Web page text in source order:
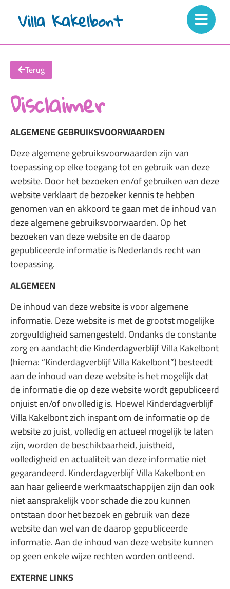
Villa Kakelbont
Terug
Disclaimer
ALGEMENE GEBRUIKSVOORWAARDEN
Deze algemene gebruiksvoorwaarden zijn van
toepassing op elke toegang tot en gebruik van deze
website. Door het bezoeken en/of gebruiken van deze
website verklaart de bezoeker kennis te hebben
genomen van en akkoord te gaan met de inhoud van
deze algemene gebruiksvoorwaarden. Op het
bezoeken van deze website en de daarop
gepubliceerde informatie is Nederlands recht van
toepassing.
ALGEMEEN
De inhoud van deze website is voor algemene
informatie. Deze website is met de grootst mogelijke
zorgvuldigheid samengesteld. Ondanks de constante
zorg en aandacht die Kinderdagverblijf Villa Kakelbont
(hierna: “Kinderdagverblijf Villa Kakelbont”) besteedt
aan de inhoud van deze website is het mogelijk dat
de informatie die op deze website wordt gepubliceerd
onjuist en/of onvolledig is. Hoewel Kinderdagverblijf
Villa Kakelbont zich inspant om de informatie op de
website zo juist, volledig en actueel mogelijk te laten
zijn, worden de beschikbaarheid, juistheid,
volledigheid en actualiteit van deze informatie niet
gegarandeerd. Kinderdagverblijf Villa Kakelbont en
aan haar gelieerde werkmaatschappijen zijn dan ook
niet aansprakelijk voor schade die zou kunnen
ontstaan door het bezoek en gebruik van deze
website dan wel van de daarop gepubliceerde
informatie. Aan de inhoud van deze website kunnen
op geen enkele wijze rechten worden ontleend.
EXTERNE LINKS